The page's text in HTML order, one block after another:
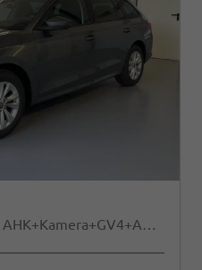
Selection 150PS TDI DSG AHK+Kamera+GV4+ACC+TravelAssist+Sunset+Alu+LightAssist